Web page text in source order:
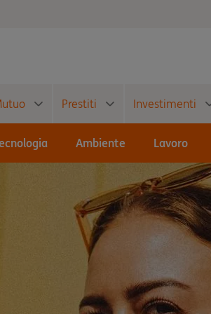
Prestiti Investimenti
Ambiente Lavoro